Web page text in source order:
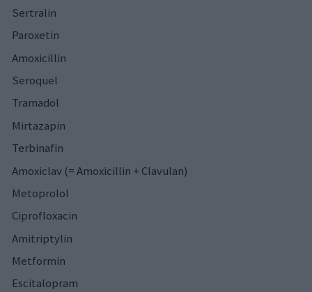
Sertralin
Paroxetin
Amoxicillin
Seroquel
Tramadol
Mirtazapin
Terbinafin
Amoxiclav (= Amoxicillin + Clavulan)
Metoprolol
Ciprofloxacin
Amitriptylin
Metformin
Escitalopram